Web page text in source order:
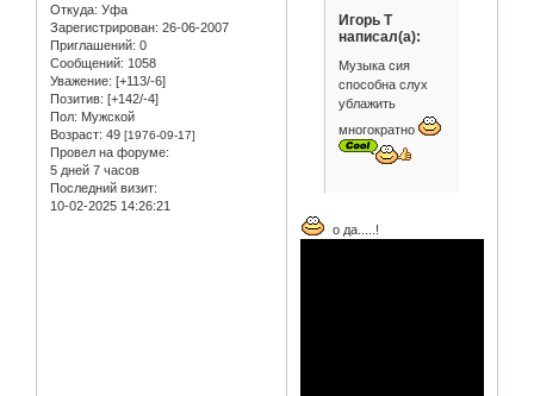
Откуда: Уфа
Зарегистрирован: 26-06-2007
Приглашений: 0
Сообщений: 1058
Уважение: [+113/-6]
Позитив: [+142/-4]
Пол: Мужской
Возраст: 49 [1976-09-17]
Провел на форуме:
5 дней 7 часов
Последний визит:
10-02-2025 14:26:21
Игорь Т
написал(а):
Музыка сия
способна слух
ублажить
многократно
о да.....!